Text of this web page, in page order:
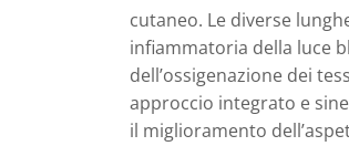
cutaneo. Le diverse
infiammatoria della luce
dell’ossigenazione dei
approccio integrato e
il miglioramento